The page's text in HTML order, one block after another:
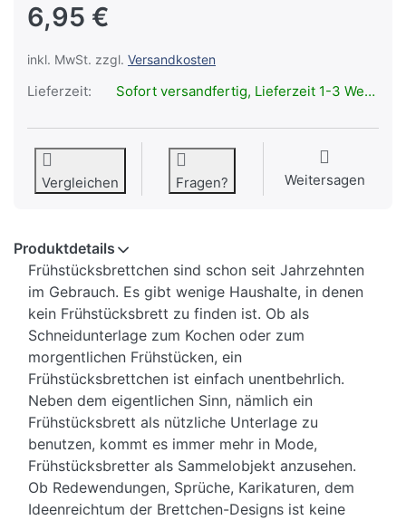
6,95 €
inkl. MwSt. zzgl. Versandkosten
Lieferzeit: Sofort versandfertig, Lieferzeit 1-3 Werktage.
Vergleichen Fragen? Weitersagen
Produktdetails
Frühstücksbrettchen sind schon seit Jahrzehnten
im Gebrauch. Es gibt wenige Haushalte, in denen
kein Frühstücksbrett zu finden ist. Ob als
Schneidunterlage zum Kochen oder zum
morgentlichen Frühstücken, ein
Frühstücksbrettchen ist einfach unentbehrlich.
Neben dem eigentlichen Sinn, nämlich ein
Frühstücksbrett als nützliche Unterlage zu
benutzen, kommt es immer mehr in Mode,
Frühstücksbretter als Sammelobjekt anzusehen.
Ob Redewendungen, Sprüche, Karikaturen, dem
Ideenreichtum der Brettchen-Designs ist keine